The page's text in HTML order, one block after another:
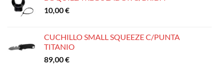
10,00€
CUCHILLO SMALL SQUEEZE C/PUNTA
TITANIO
89,00€